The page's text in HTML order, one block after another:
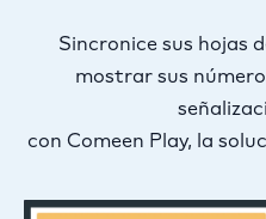
Sincronice sus hojas
mostrar sus
con Comeen Play, la